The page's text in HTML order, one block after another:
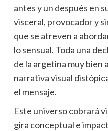
antes y un después en
visceral, provocador y
que se atreven a
lo sensual. Toda una
de la argetina muy bien
narrativa visual
el mensaje.
Este universo cobrará
gira conceptual e